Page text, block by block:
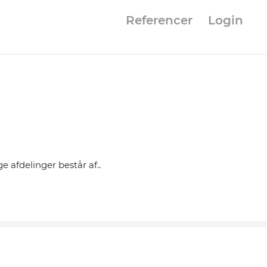
Referencer Login
afdelinger består af..